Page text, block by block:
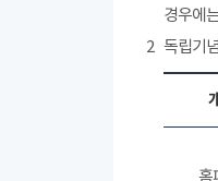
경우에
2 독립기
홈